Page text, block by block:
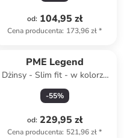
od: 104,95 zł
Cena producenta: 173,96 zł*
PME Legend
Dżinsy - Slim fit - w kolorze
zielonym
-55%
od: 229,95 zł
Cena producenta: 521,96 zł*